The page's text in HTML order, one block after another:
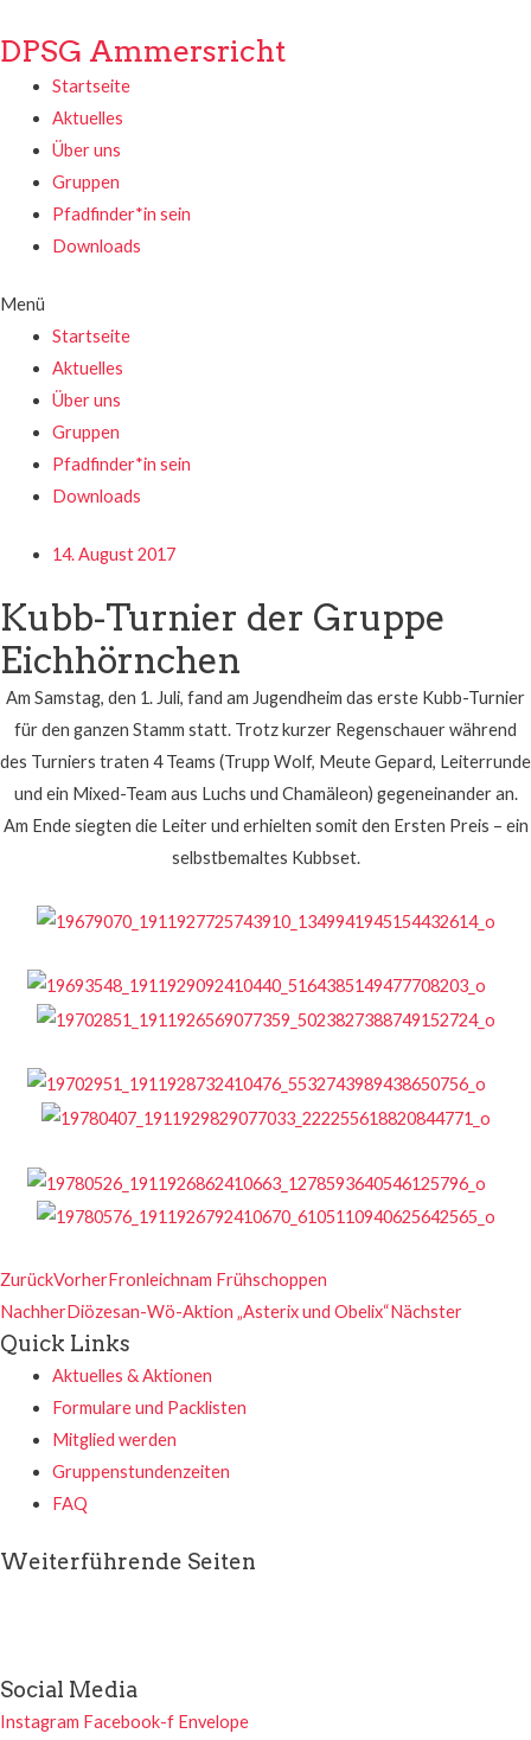
DPSG Ammersricht
Startseite
Aktuelles
Über uns
Gruppen
Pfadfinder*in sein
Downloads
Menü
Startseite
Aktuelles
Über uns
Gruppen
Pfadfinder*in sein
Downloads
14. August 2017
Kubb-Turnier der Gruppe
Eichhörnchen
Am Samstag, den 1. Juli, fand am Jugendheim das erste Kubb-Turnier
für den ganzen Stamm statt. Trotz kurzer Regenschauer während
des Turniers traten 4 Teams (Trupp Wolf, Meute Gepard, Leiterrunde
und ein Mixed-Team aus Luchs und Chamäleon) gegeneinander an.
Am Ende siegten die Leiter und erhielten somit den Ersten Preis – ein
selbstbemaltes Kubbset.
ZurückVorherFronleichnam Frühschoppen
NachherDiözesan-Wö-Aktion „Asterix und Obelix“Nächster
Quick Links
Aktuelles & Aktionen
Formulare und Packlisten
Mitglied werden
Gruppenstundenzeiten
FAQ
Weiterführende Seiten
Social Media
Instagram Facebook-f Envelope